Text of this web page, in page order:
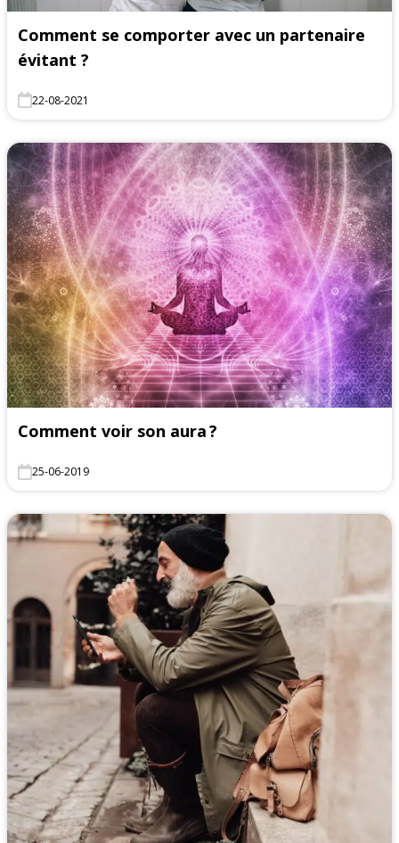
Comment se comporter avec un partenaire
évitant ?
22-08-2021
Comment voir son aura ?
25-06-2019